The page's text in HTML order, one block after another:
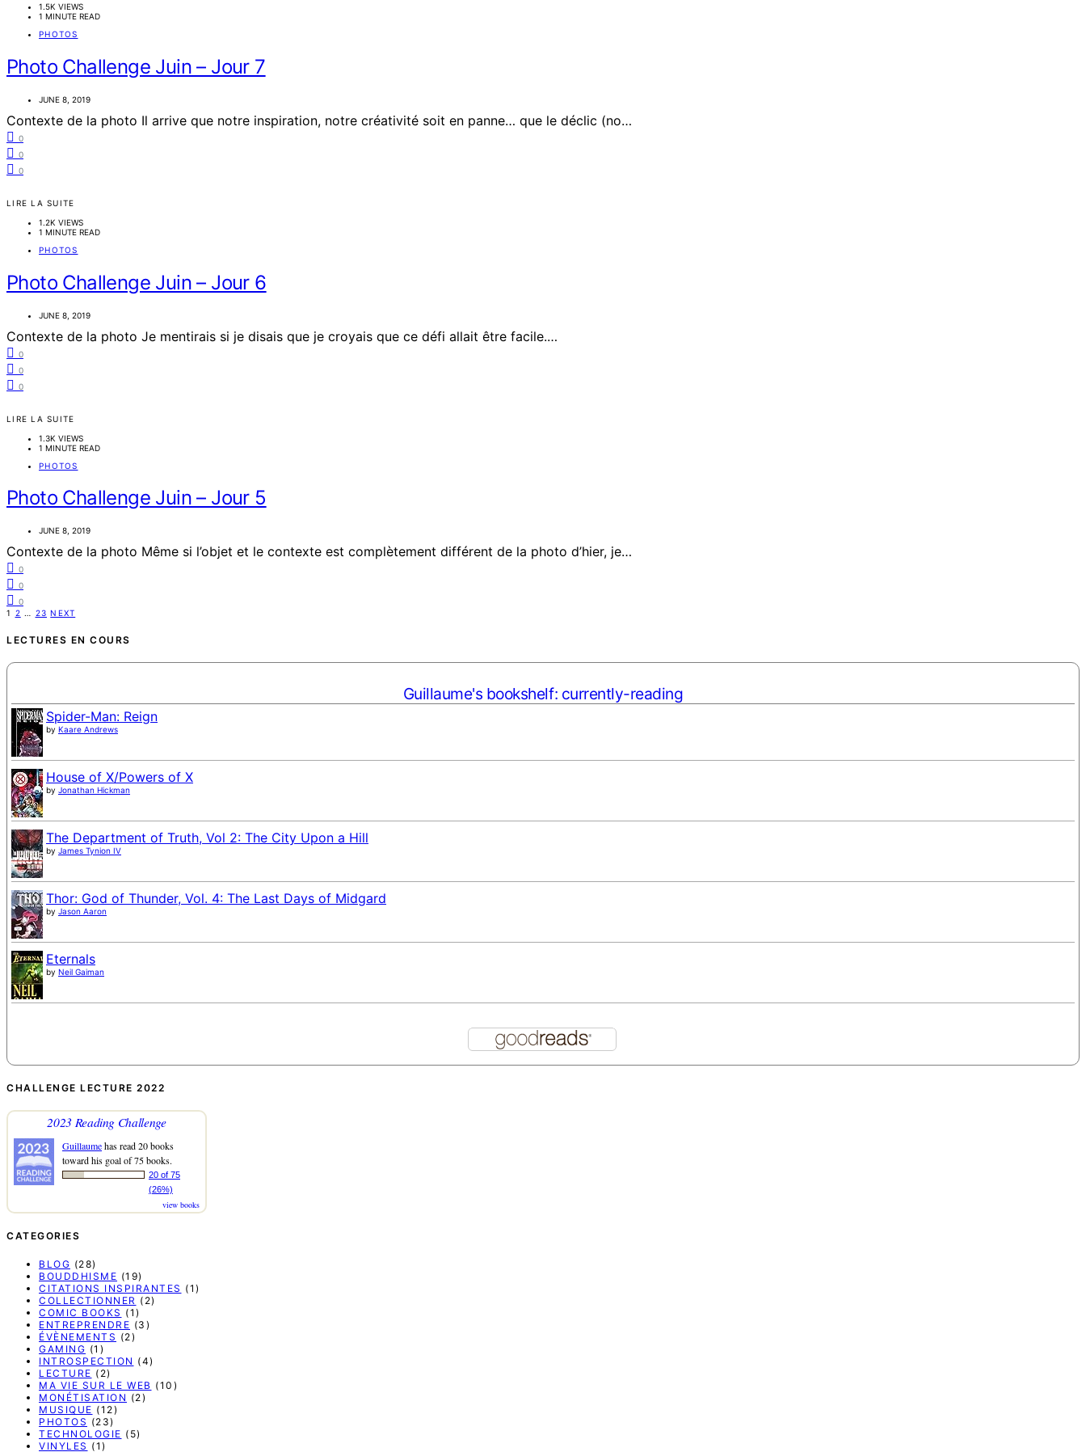
1.5K VIEWS
1 MINUTE READ
PHOTOS
Photo Challenge Juin – Jour 7
JUNE 8, 2019
Contexte de la photo Il arrive que notre inspiration, notre créativité soit en panne… que le déclic (no…
0
0
0
LIRE LA SUITE
1.2K VIEWS
1 MINUTE READ
PHOTOS
Photo Challenge Juin – Jour 6
JUNE 8, 2019
Contexte de la photo Je mentirais si je disais que je croyais que ce défi allait être facile.…
0
0
0
LIRE LA SUITE
1.3K VIEWS
1 MINUTE READ
PHOTOS
Photo Challenge Juin – Jour 5
JUNE 8, 2019
Contexte de la photo Même si l’objet et le contexte est complètement différent de la photo d’hier, je…
0
0
0
Posts
pagination
1 2 … 23 NEXT
LECTURES EN COURS
Guillaume's bookshelf: currently-reading
Spider-Man: Reign
by Kaare Andrews
House of X/Powers of X
by Jonathan Hickman
The Department of Truth, Vol 2: The City Upon a Hill
by James Tynion IV
Thor: God of Thunder, Vol. 4: The Last Days of Midgard
by Jason Aaron
Eternals
by Neil Gaiman
CHALLENGE LECTURE 2022
2023 Reading Challenge
Guillaumehas read 20 books
toward his goal of 75 books.
20 of 75
(26%)
view books
CATEGORIES
BLOG (28)
BOUDDHISME (19)
CITATIONS INSPIRANTES (1)
COLLECTIONNER (2)
COMIC BOOKS (1)
ENTREPRENDRE (3)
ÉVÈNEMENTS (2)
GAMING (1)
INTROSPECTION (4)
LECTURE (2)
MA VIE SUR LE WEB (10)
MONÉTISATION (2)
MUSIQUE (12)
PHOTOS (23)
TECHNOLOGIE (5)
VINYLES (1)